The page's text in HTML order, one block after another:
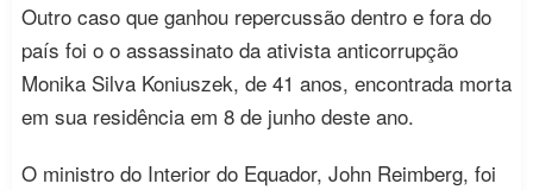
Outro caso que ganhou repercussão dentro e fora do
país foi o o assassinato da ativista anticorrupção
Monika Silva Koniuszek, de 41 anos, encontrada morta
em sua residência em 8 de junho deste ano.
O ministro do Interior do Equador, John Reimberg, foi